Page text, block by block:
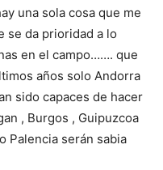
una sola cosa que me
se da prioridad a lo
en el campo……. que
años solo Andorra
sido capaces de hacer
, Burgos , Guipuzcoa
Palencia serán sabia